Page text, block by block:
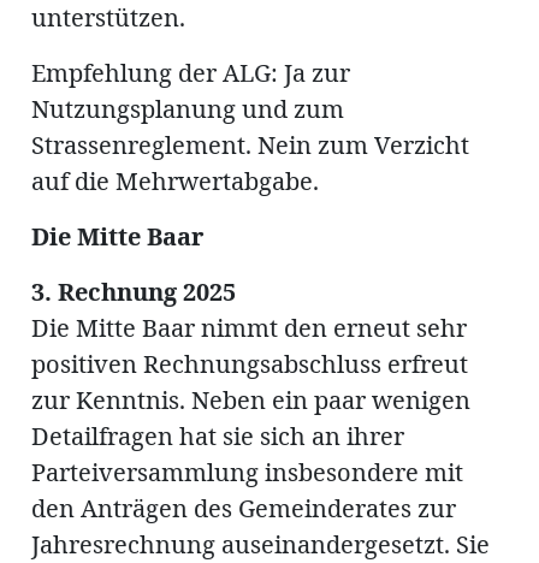
unterstützen.
Empfehlung der ALG: Ja zur
Nutzungsplanung und zum
Strassenreglement. Nein zum Verzicht
auf die Mehrwertabgabe.
Die Mitte Baar
3. Rechnung 2025
Die Mitte Baar nimmt den erneut sehr
positiven Rechnungsabschluss erfreut
zur Kenntnis. Neben ein paar wenigen
Detailfragen hat sie sich an ihrer
Parteiversammlung insbesondere mit
den Anträgen des Gemeinderates zur
Jahresrechnung auseinandergesetzt. Sie